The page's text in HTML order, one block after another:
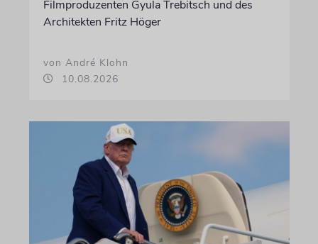
Filmproduzenten Gyula Trebitsch und des
Architekten Fritz Höger
von André Klohn
10.08.2026